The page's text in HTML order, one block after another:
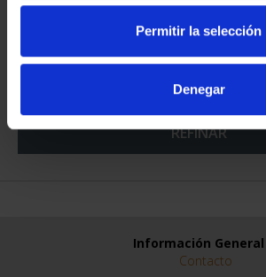
Permitir la selección
Denegar
REFINAR
Información General
Contacto